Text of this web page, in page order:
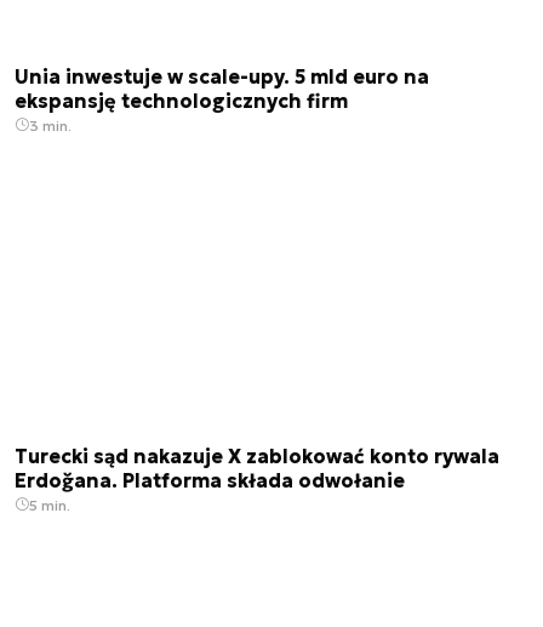
Unia inwestuje w scale-upy. 5 mld euro na
ekspansję technologicznych firm
3 min.
Turecki sąd nakazuje X zablokować konto rywala
Erdoğana. Platforma składa odwołanie
5 min.